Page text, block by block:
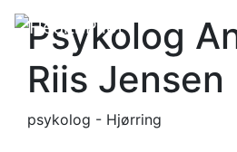
Psykolog
Riis Jensen
psykolog - Hjørring